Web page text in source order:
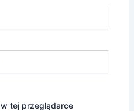
tej przeglądarce